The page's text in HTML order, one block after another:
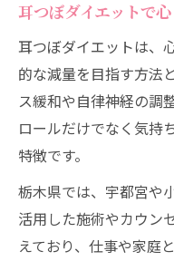
耳つぼダイエットで
耳つぼダイエットは、
的な減量を目指す方法
ス緩和や自律神経の調
ロールだけでなく気持
特徴です。
栃木県では、宇都宮や
活用した施術やカウン
えており、仕事や家庭